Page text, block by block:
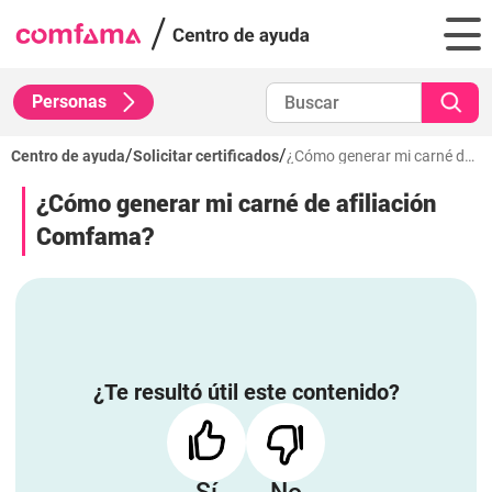
Personas
Centro de ayuda/Solicitar certificados/ ¿Cómo generar mi carné de afiliación Comfama?
¿Cómo generar mi carné de afiliación
Comfama?
¿Te resultó útil este contenido?